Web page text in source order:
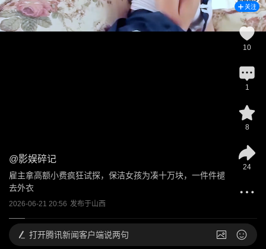
@影娱碎记
雇主拿高额小费疯狂试探，保洁女孩为凑十万块，一件件褪
去外衣
2026-06-21 20:56 发布于山西
关注
10
1
8
24
打开腾讯新闻客户端说两句